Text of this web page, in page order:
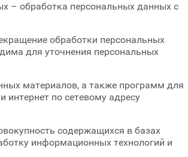
– обработка персональных данных с
обработки персональных
для уточнения персональных
материалов, а также программ для
по сетевому адресу
содержащихся в базах
информационных технологий и